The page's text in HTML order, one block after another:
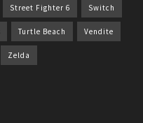
Street Fighter 6 Switch
Turtle Beach Vendite
Zelda